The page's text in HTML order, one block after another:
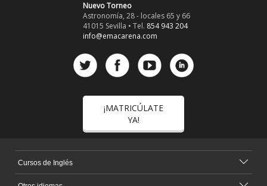
Nuevo Torneo
Astronomía, 28 - locales 65 y 66
41015 Sevilla • Tel. 854 943 204
info@emacarena.com
¡MATRICÚLATE
YA!
Cursos de Inglés